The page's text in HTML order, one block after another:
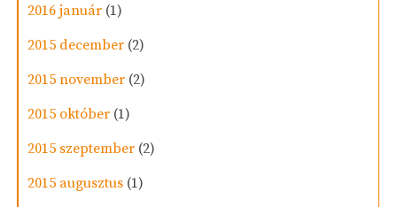
2016 január (1)
2015 december (2)
2015 november (2)
2015 október (1)
2015 szeptember (2)
2015 augusztus (1)